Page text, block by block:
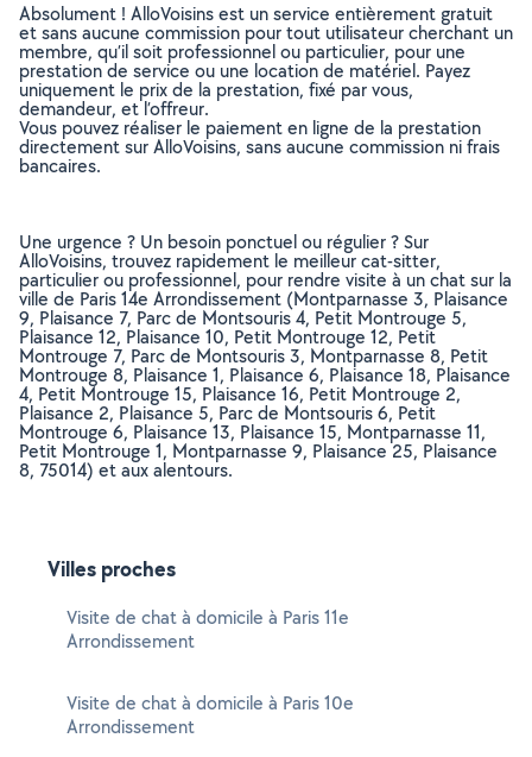
Absolument ! AlloVoisins est un service entièrement gratuit
et sans aucune commission pour tout utilisateur cherchant un
membre, qu’il soit professionnel ou particulier, pour une
prestation de service ou une location de matériel. Payez
uniquement le prix de la prestation, fixé par vous,
demandeur, et l’offreur.
Vous pouvez réaliser le paiement en ligne de la prestation
directement sur AlloVoisins, sans aucune commission ni frais
bancaires.
Une urgence ? Un besoin ponctuel ou régulier ? Sur
AlloVoisins, trouvez rapidement le meilleur cat-sitter,
particulier ou professionnel, pour rendre visite à un chat sur la
ville de Paris 14e Arrondissement (Montparnasse 3, Plaisance
9, Plaisance 7, Parc de Montsouris 4, Petit Montrouge 5,
Plaisance 12, Plaisance 10, Petit Montrouge 12, Petit
Montrouge 7, Parc de Montsouris 3, Montparnasse 8, Petit
Montrouge 8, Plaisance 1, Plaisance 6, Plaisance 18, Plaisance
4, Petit Montrouge 15, Plaisance 16, Petit Montrouge 2,
Plaisance 2, Plaisance 5, Parc de Montsouris 6, Petit
Montrouge 6, Plaisance 13, Plaisance 15, Montparnasse 11,
Petit Montrouge 1, Montparnasse 9, Plaisance 25, Plaisance
8, 75014) et aux alentours.
Villes proches
Visite de chat à domicile à Paris 11e
Arrondissement
Visite de chat à domicile à Paris 10e
Arrondissement